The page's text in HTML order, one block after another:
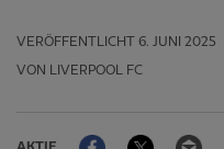
VERÖFFENTLICHT
6. JUNI 2025
VON LIVERPOOL FC
FacebookTwitter